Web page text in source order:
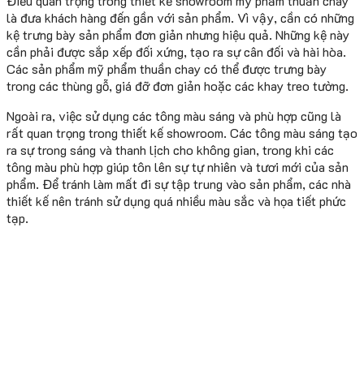
là đưa khách hàng đến gần với sản phẩm. Vì vậy, cần có những
kệ trưng bày sản phẩm đơn giản nhưng hiệu quả. Những kệ này
cần phải được sắp xếp đối xứng, tạo ra sự cân đối và hài hòa.
Các sản phẩm mỹ phẩm thuần chay có thể được trưng bày
trong các thùng gỗ, giá đỡ đơn giản hoặc các khay treo tường.
Ngoài ra, việc sử dụng các tông màu sáng và phù hợp cũng là
rất quan trọng trong thiết kế showroom. Các tông màu sáng tạo
ra sự trong sáng và thanh lịch cho không gian, trong khi các
tông màu phù hợp giúp tôn lên sự tự nhiên và tươi mới của sản
phẩm. Để tránh làm mất đi sự tập trung vào sản phẩm, các nhà
thiết kế nên tránh sử dụng quá nhiều màu sắc và họa tiết phức
tạp.